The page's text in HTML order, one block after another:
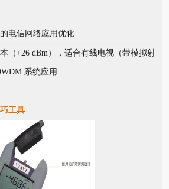
电信网络应用优化
（+26 dBm），适合有线电视（带模拟射
系统应用
工具